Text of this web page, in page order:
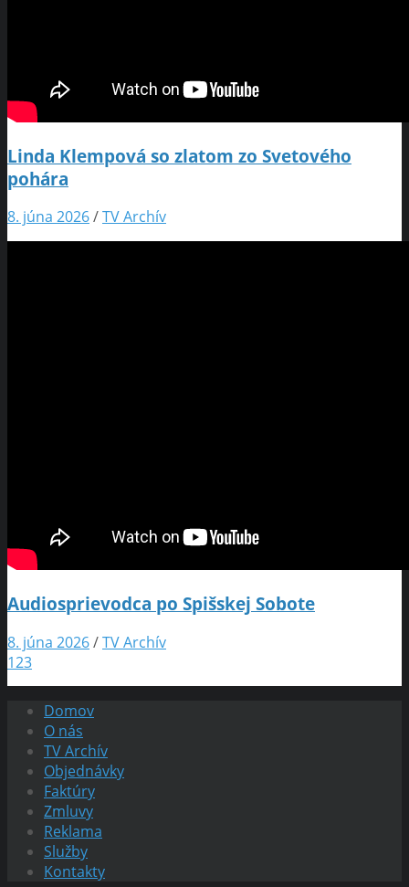
Linda Klempová so zlatom zo Svetového
pohára
8. júna 2026/TV Archív
Audiosprievodca po Spišskej Sobote
8. júna 2026/TV Archív
123
Domov
O nás
TV Archív
Objednávky
Faktúry
Zmluvy
Reklama
Služby
Kontakty